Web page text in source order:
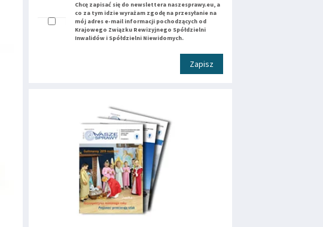
Chcę zapisać się do newslettera naszesprawy.eu, a
co za tym idzie wyrażam zgodę na przesyłanie na
mój adres e-mail informacji pochodzących od
Krajowego Związku Rewizyjnego Spółdzielni
Inwalidów i Spółdzielni Niewidomych.
Zapisz